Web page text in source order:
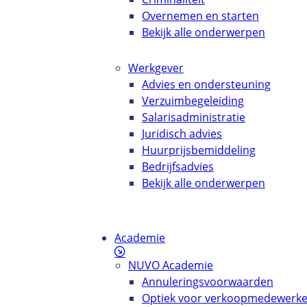
Overnemen en starten
Bekijk alle onderwerpen
Werkgever
Advies en ondersteuning
Verzuimbegeleiding
Salarisadministratie
Juridisch advies
Huurprijsbemiddeling
Bedrijfsadvies
Bekijk alle onderwerpen
Academie
NUVO Academie
Annuleringsvoorwaarden
Optiek voor